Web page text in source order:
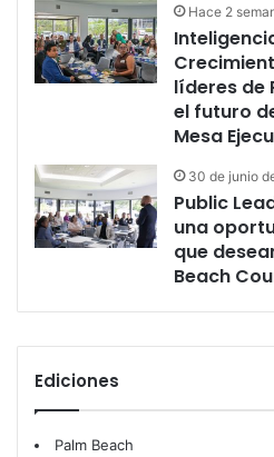
Hace 2
líderes de
el futuro
Mesa
30 de junio
Public
una
que
Beach
Ediciones
Palm Beach